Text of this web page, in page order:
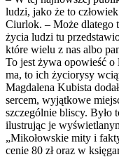
ludzi, jako że to
Ciurlok. – Może dlatego
życia ludzi tu
które wielu z nas albo
To jest żywa opowieść
ma, to ich życiorysy
Magdalena Kubista
sercem, wyjątkowe
szczególnie bliscy. Było
ilustrując je
„Mikołowskie mity i
cenie 80 zł oraz w